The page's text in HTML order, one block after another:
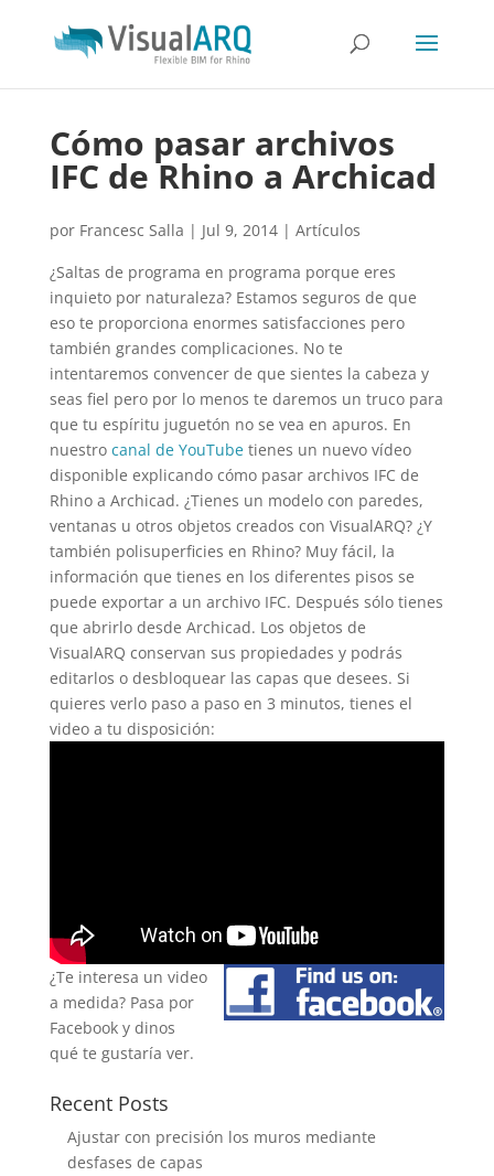
Cómo pasar archivos
IFC de Rhino a Archicad
por Francesc Salla | Jul 9, 2014| Artículos
¿Saltas de programa en programa porque eres
inquieto por naturaleza? Estamos seguros de que
eso te proporciona enormes satisfacciones pero
también grandes complicaciones. No te
intentaremos convencer de que sientes la cabeza y
seas fiel pero por lo menos te daremos un truco para
que tu espíritu juguetón no se vea en apuros. En
nuestro canal de YouTubetienes un nuevo vídeo
disponible explicando cómo pasar archivos IFC de
Rhino a Archicad. ¿Tienes un modelo con paredes,
ventanas u otros objetos creados con VisualARQ? ¿Y
también polisuperficies en Rhino? Muy fácil, la
información que tienes en los diferentes pisos se
puede exportar a un archivo IFC. Después sólo tienes
que abrirlo desde Archicad. Los objetos de
VisualARQ conservan sus propiedades y podrás
editarlos o desbloquear las capas que desees. Si
quieres verlo paso a paso en 3 minutos, tienes el
video a tu disposición:
¿Te interesa un video
a medida? Pasa por
Facebook y dinos
qué te gustaría ver.
Recent Posts
Ajustar con precisión los muros mediante
desfases de capas